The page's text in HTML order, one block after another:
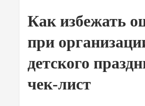
Как избежать
при
детского
чек-лист